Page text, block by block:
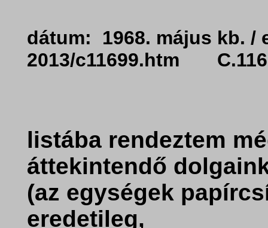
dátum: 1968. május kb.
2013/c11699.htm
listába rendeztem
áttekintendő
(az egységek
eredetileg,